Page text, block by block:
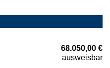
68.050,00 €
ausweisbar